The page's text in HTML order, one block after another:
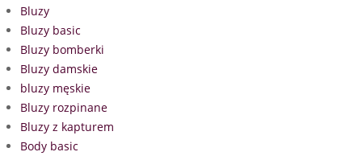
Bluzy
Bluzy basic
Bluzy bomberki
Bluzy damskie
bluzy męskie
Bluzy rozpinane
Bluzy z kapturem
Body basic